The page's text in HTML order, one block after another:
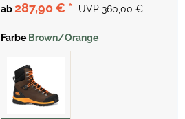
ab287,90 € * UVP 360,00 €
Farbe Brown/Orange